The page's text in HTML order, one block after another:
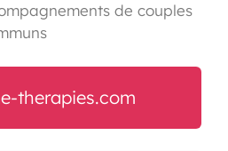
de couples
therapies.com